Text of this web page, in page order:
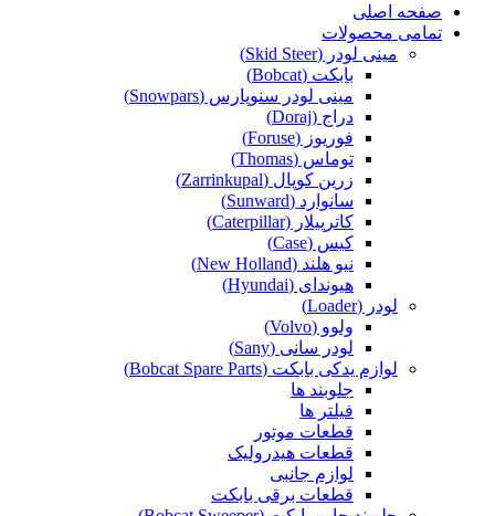
صفحه اصلی
تمامی محصولات
مینی لودر (Skid Steer)
بابکت (Bobcat)
مینی لودر سنوپارس (Snowpars)
دراج (Doraj)
فوریوز (Foruse)
توماس (Thomas)
زرین کوپال (Zarrinkupal)
سانوارد (Sunward)
کاترپیلار (Caterpillar)
کیس (Case)
نیو هلند (New Holland)
هیوندای (Hyundai)
لودر (Loader)
ولوو (Volvo)
لودر سانی (Sany)
لوازم یدکی بابکت (Bobcat Spare Parts)
جلوبند ها
فیلتر ها
قطعات موتور
قطعات هیدرولیک
لوازم جانبی
قطعات برقی بابکت